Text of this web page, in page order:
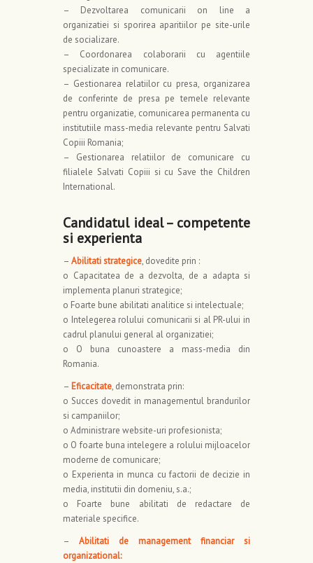
– Dezvoltarea comunicarii on line a
organizatiei si sporirea aparitiilor pe site-urile
de socializare.
– Coordonarea colaborarii cu agentiile
specializate in comunicare.
– Gestionarea relatiilor cu presa, organizarea
de conferinte de presa pe temele relevante
pentru organizatie, comunicarea permanenta cu
institutiile mass-media relevante pentru Salvati
Copiii Romania;
– Gestionarea relatiilor de comunicare cu
filialele Salvati Copiii si cu Save the Children
International.
Candidatul ideal – competente
si experienta
– Abilitati strategice, dovedite prin :
o Capacitatea de a dezvolta, de a adapta si
implementa planuri strategice;
o Foarte bune abilitati analitice si intelectuale;
o Intelegerea rolului comunicarii si al PR-ului in
cadrul planului general al organizatiei;
o O buna cunoastere a mass-media din
Romania.
– Eficacitate, demonstrata prin:
o Succes dovedit in managementul brandurilor
si campaniilor;
o Administrare website-uri profesionista;
o O foarte buna intelegere a rolului mijloacelor
moderne de comunicare;
o Experienta in munca cu factorii de decizie in
media, institutii din domeniu, s.a.;
o Foarte bune abilitati de redactare de
materiale specifice.
– Abilitati de management financiar si
organizational: